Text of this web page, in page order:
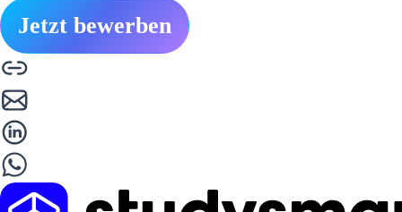
Jetzt bewerben